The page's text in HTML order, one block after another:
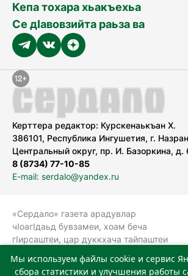
Кепа тохара хьакъехьа
Се дӀавовзийта раьза ва
Керттера редактор: Курскенаькъан Х.
386101, Республика Ингушетия, г.
Центральный округ, пр. И. Базоркина, д.
8 (8734) 77-10-85
E-mail: serdalo@yandex.ru
«Сердало» газета арадувлар
чIоагIдаьд бувзамеи, хоам беча
гIирсаштеи, цар дуккхача тайпаштеи
болхлоша (Роскомнадзор).
Мы используем файлы cookie и сервис
сбора статистики и улучшения работы